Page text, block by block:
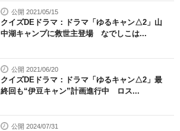
公開 2021/05/15
クイズDEドラマ：ドラマ「ゆるキャン△2」山
中湖キャンプに救世主登場 なでしこは...
公開 2021/06/20
クイズDEドラマ：ドラマ「ゆるキャン△2」最
終回も“伊豆キャン”計画進行中 ロス...
公開 2024/07/31